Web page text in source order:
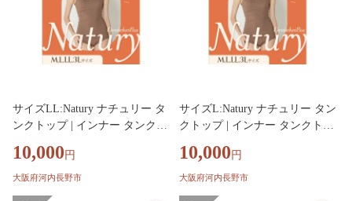
サイズLL:Natury ナチュリー タ
ンクトップ | インナー タンクト
イズ ブラ隠し スリーブレス レ
ディースインナー 袖なしインナ
10,000 円
大阪府河内長野市
サイズL:Natury ナチュリー タン
クトップ | インナー タンクトッ
ズ ブラ隠し スリーブレス レデ
ィースインナー 袖なしインナー
10,000 円
大阪府河内長野市